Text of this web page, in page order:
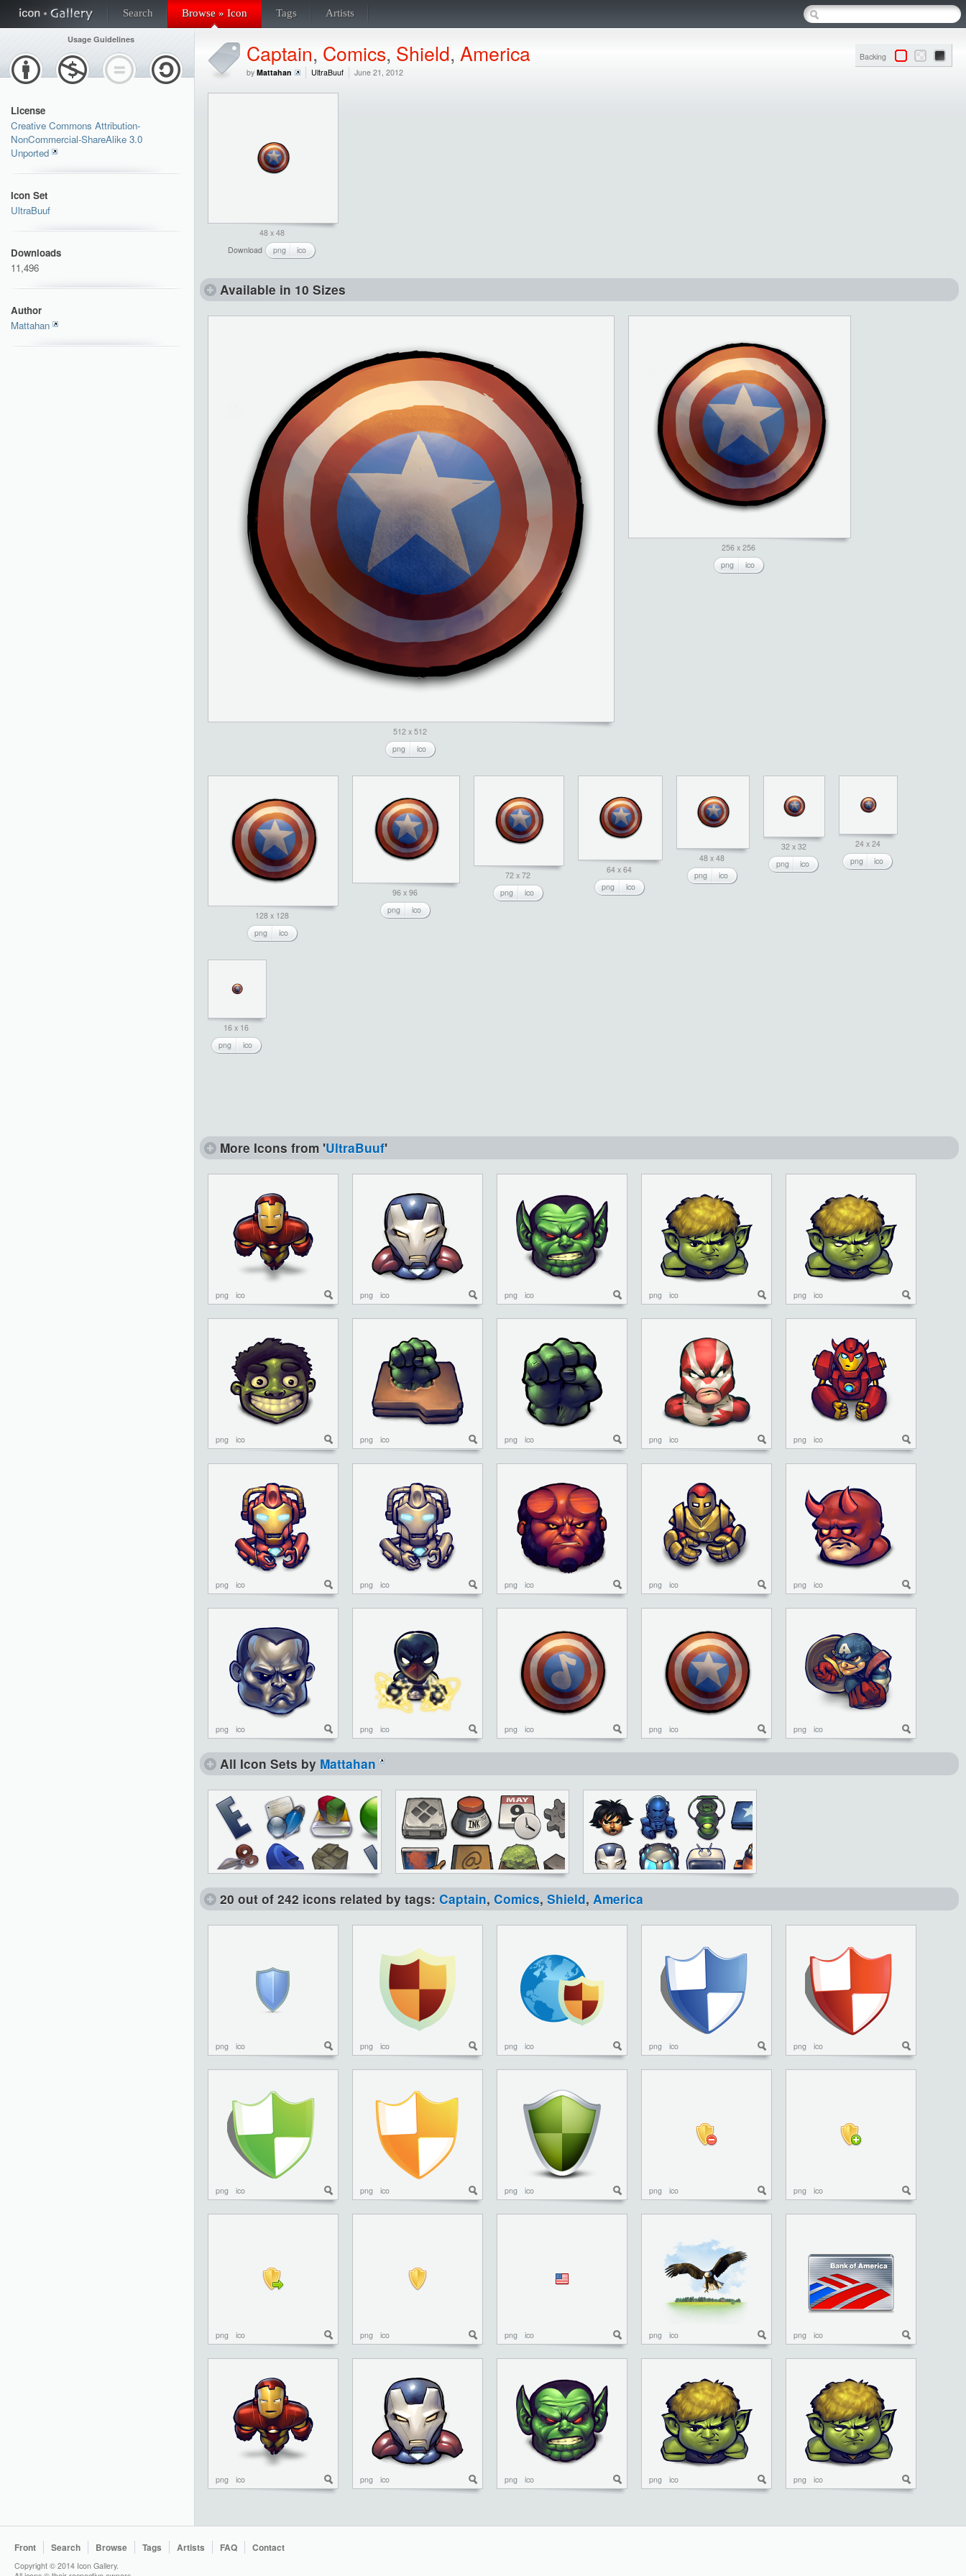
Search Browse » Icon Tags Artists
Usage Guidelines
License
Creative Commons Attribution-
NonCommercial-ShareAlike 3.0
Unported
Icon Set
UltraBuuf
Downloads
11,496
Author
Mattahan
Backing
Captain, Comics, Shield, America
by Mattahan UltraBuuf June 21, 2012
48 x 48
Download
png ico
Available in 10 Sizes
512 x 512
png
ico
256 x 256
png
ico
128 x 128
png
ico
96 x 96
png
ico
72 x 72
png
ico
64 x 64
png
ico
48 x 48
png
ico
32 x 32
png
ico
24 x 24
png
ico
16 x 16
png
ico
More Icons from 'UltraBuuf'
png ico png ico png ico png ico png ico
png ico png ico png ico png ico png ico
png ico png ico png ico png ico png ico
png ico png ico png ico png ico png ico
All Icon Sets by Mattahan
20 out of 242 icons related by tags: Captain, Comics, Shield, America
png ico png ico png ico png ico png ico
png ico png ico png ico png ico png ico
png ico png ico png ico png ico png ico
png ico png ico png ico png ico png ico
Front Search Browse Tags Artists FAQ Contact
Copyright © 2014 Icon Gallery.